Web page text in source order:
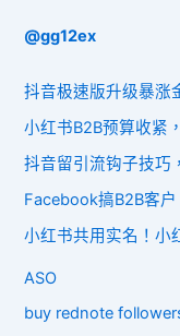
@gg12ex
抖音极速版升级暴涨
小红书B2B预算收紧
抖音留引流钩子技巧
Facebook搞B2B客
小红书共用实名！小
ASO
buy rednote